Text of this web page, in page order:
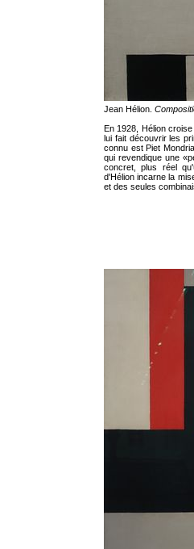
Jean Hélion.
En 1928, Hélion
lui fait découvrir les
connu est Piet
qui revendique une
concret, plus réel
d'Hélion incarne la
et des seules